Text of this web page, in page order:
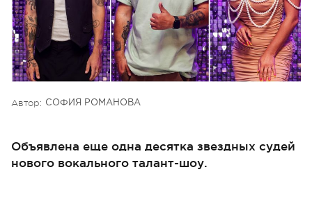
Автор: СОФИЯ РОМАНОВА
Объявлена еще одна десятка звездных судей
нового вокального талант-шоу.